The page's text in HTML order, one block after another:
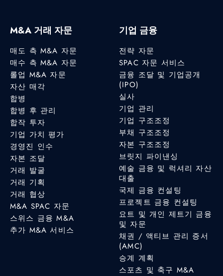
M&A 거래 자문
매도 측 M&A 자문
매수 측 M&A 자문
롤업 M&A 자문
자산 매각
합병
합병 후 관리
합작 투자
기업 가치 평가
경영진 인수
자본 조달
거래 발굴
거래 기획
거래 협상
M&A SPAC 자문
스위스 금융 M&A
추가 M&A 서비스
기업 금융
전략 자문
SPAC 자문 서비스
금융 조달 및 기업공개
(IPO)
실사
기업 관리
기업 구조조정
부채 구조조정
자본 구조조정
브릿지 파이낸싱
예술 금융 및 럭셔리 자산
대출
국제 금융 컨설팅
프로젝트 금융 컨설팅
요트 및 개인 제트기 금융
및 자문
채권 / 액티브 관리 증서
(AMC)
승계 계획
스포츠 및 축구 M&A